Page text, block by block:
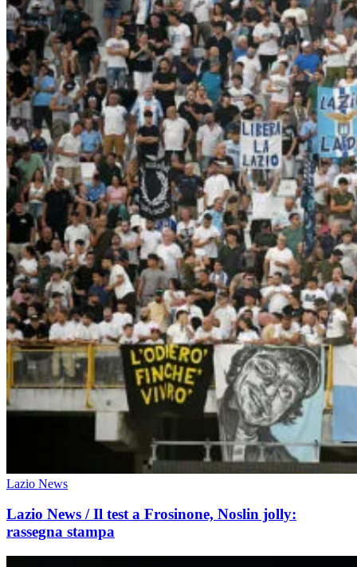
Lazio News
Lazio News / Il test a Frosinone, Noslin jolly:
rassegna stampa